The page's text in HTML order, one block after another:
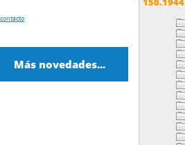
contacto
Más novedades...